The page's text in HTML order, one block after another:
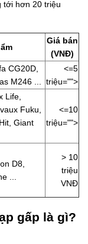
tới hơn 20 triệu
Giá bán
(VNĐ)
CG20D,
M246 ...
<=5
triệu="">
Life,
Fuku,
Giant
<=10
triệu="">
D8,
...
> 10
triệu
VNĐ
gấp là gì?